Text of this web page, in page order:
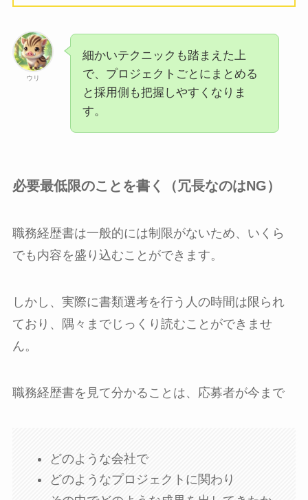
ウリ
細かいテクニックも踏まえた上
で、プロジェクトごとにまとめる
と採用側も把握しやすくなりま
す。
必要最低限のことを書く（冗長なのはNG）
職務経歴書は一般的には制限がないため、いくら
でも内容を盛り込むことができます。
しかし、実際に書類選考を行う人の時間は限られ
ており、隅々までじっくり読むことができませ
ん。
職務経歴書を見て分かることは、応募者が今まで
どのような会社で
どのようなプロジェクトに関わり